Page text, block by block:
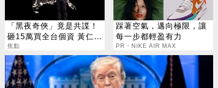
「黑夜奇俠」竟是共諜！
砸15萬買全台個資 黃仁
勳、張麗善也受害
焦點
踩著空氣，邁向極限，讓
每一步都輕盈有力
PR・NIKE AIR MAX